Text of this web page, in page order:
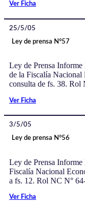
Ver Ficha
25/5/05
Ley de prensa N°57
Ley de Prensa
de la Fiscalía Nacional
consulta de fs. 38. Rol
Ver Ficha
3/5/05
Ley de prensa N°56
Ley de Prensa
Fiscalía Nacional
a fs. 12. Rol NC N°
Ver Ficha